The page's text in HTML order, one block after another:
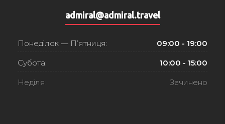
admiral@admiral.travel
Понеділок — П’ятниця: 09:00 - 19:00
Субота: 10:00 - 15:00
Неділя: Зачинено